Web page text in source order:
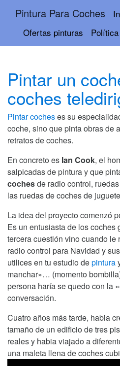
Pintura Para Coches
Ofertas pinturas
Pintar un
coches
Pintar cocheses su
coche, sino que pinta obras de
retratos de coches.
En concreto es Ian Cook, el
salpicadas de pintura y que
cochesde radio control,
las ruedas de coches de
La idea del proyecto comenzó
Es un entusiasta de los coches
tercera cuestión vino cuando le
radio control para Navidad y
utilices en tu estudio depintura
manchar»… (momento
persona haría se quedo con la
conversación.
Cuatro años más tarde, habia
tamaño de un edificio de tres
reales y habia viajado a
una maleta llena de coches